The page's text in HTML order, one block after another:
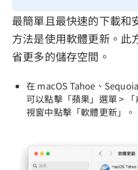
最簡單且最快速的下載和
方法是使用軟體更新。此
省更多的儲存空間。
在 macOS Tahoe、
可以點擊「蘋果」選單 >
視窗中點擊「軟體更新」。